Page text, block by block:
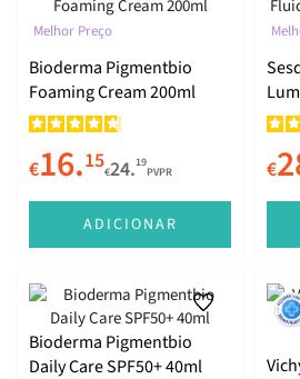
Melhor Preço
Bioderma Pigmentbio
Foaming Cream 200ml
€16.15€24.19
PVPR
ADICIONAR
€
Bioderma Pigmentbio
Daily Care SPF50+ 40ml